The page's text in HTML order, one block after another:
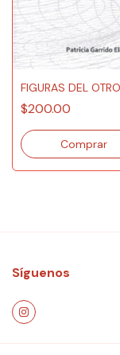
FIGURAS DEL OTRO
$200.00
Síguenos